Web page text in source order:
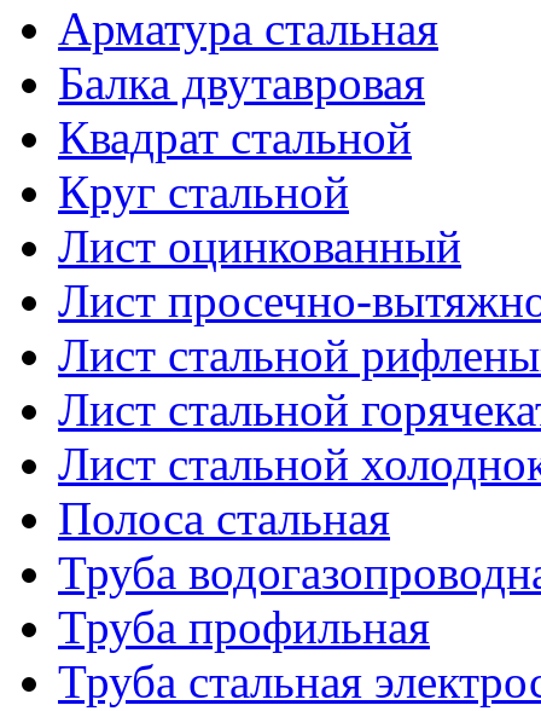
Арматура стальная
Балка двутавровая
Квадрат стальной
Круг стальной
Лист оцинкованный
Лист просечно-
Лист стальной
Лист стальной
Лист стальной
Полоса стальная
Труба
Труба профильная
Труба стальная